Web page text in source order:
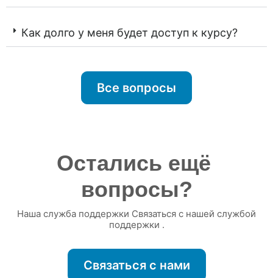
Как долго у меня будет доступ к курсу?
Все вопросы
Остались ещё
вопросы?
Наша служба поддержки Связаться с нашей службой
поддержки .
Связаться с нами